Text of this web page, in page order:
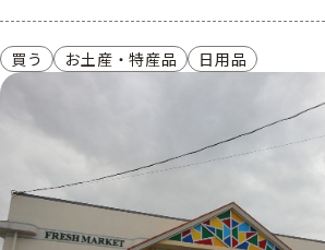
買う お土産・特産品 日用品